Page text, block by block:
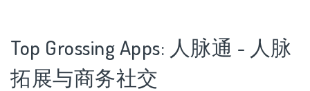
Top Grossing Apps: 人脉通 - 人脉
拓展与商务社交